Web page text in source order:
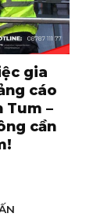
gia
cáo
Tum –
cần